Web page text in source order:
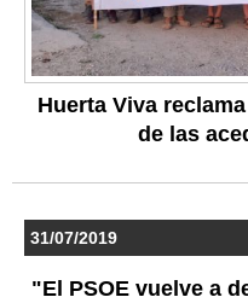
Huerta Viva
de las
31/07/2019
"El PSOE vuelve a